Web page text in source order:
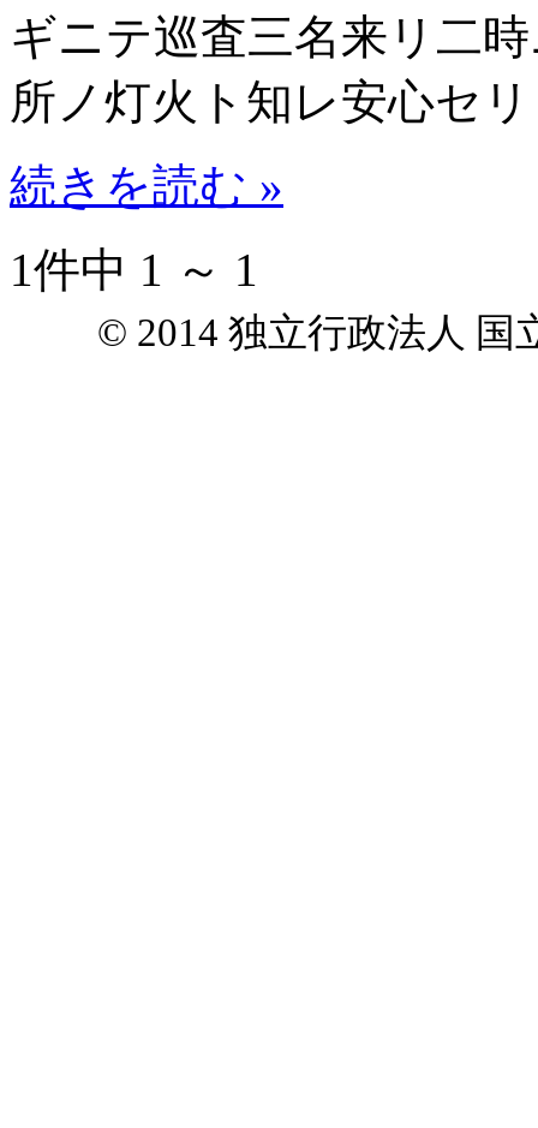
ギニテ巡査三名来リ二
所ノ灯火ト知レ安心セリ
続きを読む »
1件中 1 ～ 1
© 2014 独立行政法人 国